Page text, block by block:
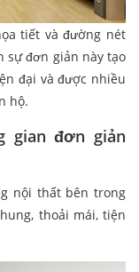
tiết và đường nét
sự đơn giản này tạo
đại và được nhiều
hộ.
gian đơn giản
nội thất bên trong
thoải mái, tiện